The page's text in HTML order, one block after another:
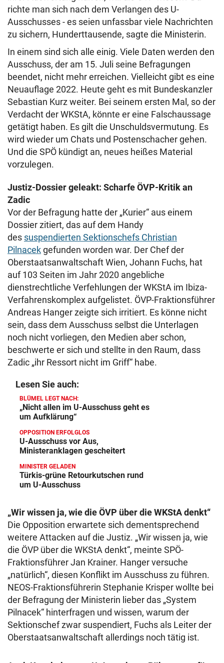
richte man sich nach dem Verlangen des U-
Ausschusses - es seien unfassbar viele Nachrichten
zu sichern, Hunderttausende, sagte die Ministerin.
In einem sind sich alle einig. Viele Daten werden den
Ausschuss, der am 15. Juli seine Befragungen
beendet, nicht mehr erreichen. Vielleicht gibt es eine
Neuauflage 2022. Heute geht es mit Bundeskanzler
Sebastian Kurz weiter. Bei seinem ersten Mal, so der
Verdacht der WKStA, könnte er eine Falschaussage
getätigt haben. Es gilt die Unschuldsvermutung. Es
wird wieder um Chats und Postenschacher gehen.
Und die SPÖ kündigt an, neues heißes Material
vorzulegen.
Justiz-Dossier geleakt: Scharfe ÖVP-Kritik an
Zadic
Vor der Befragung hatte der „Kurier“ aus einem
Dossier zitiert, das auf dem Handy
des suspendierten Sektionschefs Christian
Pilnacekgefunden worden war. Der Chef der
Oberstaatsanwaltschaft Wien, Johann Fuchs, hat
auf 103 Seiten im Jahr 2020 angebliche
dienstrechtliche Verfehlungen der WKStA im Ibiza-
Verfahrenskomplex aufgelistet. ÖVP-Fraktionsführer
Andreas Hanger zeigte sich irritiert. Es könne nicht
sein, dass dem Ausschuss selbst die Unterlagen
noch nicht vorliegen, den Medien aber schon,
beschwerte er sich und stellte in den Raum, dass
Zadic „ihr Ressort nicht im Griff“ habe.
Lesen Sie auch:
BLÜMEL LEGT NACH:
„Nicht allen im U-Ausschuss geht es
um Aufklärung“
OPPOSITION ERFOLGLOS
U-Ausschuss vor Aus,
Ministeranklagen gescheitert
MINISTER GELADEN
Türkis-grüne Retourkutschen rund
um U-Ausschuss
„Wir wissen ja, wie die ÖVP über die WKStA denkt“
Die Opposition erwartete sich dementsprechend
weitere Attacken auf die Justiz. „Wir wissen ja, wie
die ÖVP über die WKStA denkt“, meinte SPÖ-
Fraktionsführer Jan Krainer. Hanger versuche
„natürlich“, diesen Konflikt im Ausschuss zu führen.
NEOS-Fraktionsführerin Stephanie Krisper wollte bei
der Befragung der Ministerin lieber das „System
Pilnacek“ hinterfragen und wissen, warum der
Sektionschef zwar suspendiert, Fuchs als Leiter der
Oberstaatsanwaltschaft allerdings noch tätig ist.